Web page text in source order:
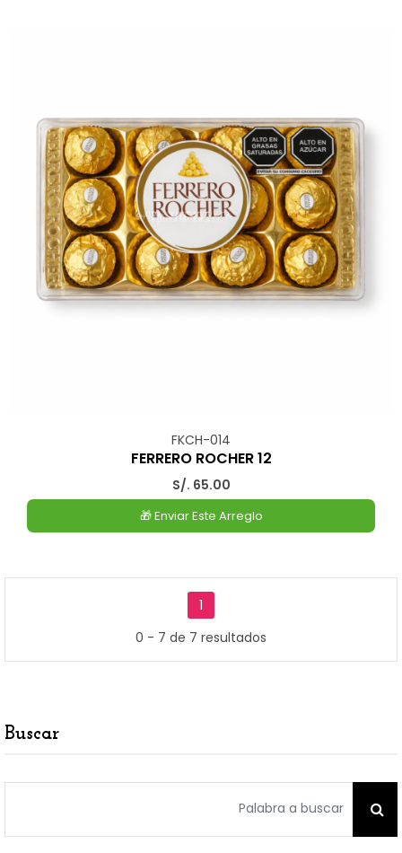
FKCH-014
FERRERO ROCHER 12
S/. 65.00
🎁 Enviar Este Arreglo
1
0 - 7 de 7 resultados
Buscar